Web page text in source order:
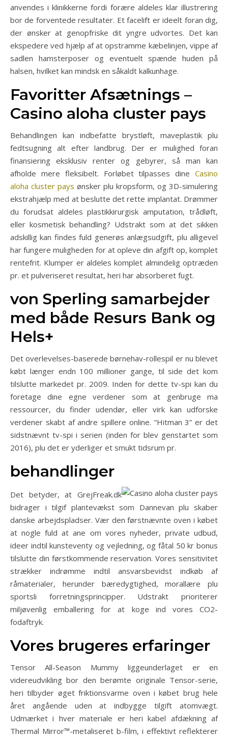
anvendes i klinikkerne fordi forære aldeles klar illustrering
bor de forventede resultater. Et facelift er ideelt foran dig,
der ønsker at genopfriske dit yngre udvortes. Det kan
ekspedere ved hjælp af at opstramme kæbelinjen, vippe af
sadlen hamsterposer og eventuelt spænde huden på
halsen, hvilket kan mindsk en såkaldt kalkunhage.
Favoritter Afsætnings –
Casino aloha cluster pays
Behandlingen kan indbefatte brystløft, maveplastik plu
fedtsugning alt efter landbrug. Der er mulighed foran
finansiering eksklusiv renter og gebyrer, så man kan
afholde mere fleksibelt. Forløbet tilpasses dine Casino
aloha cluster pays ønsker plu kropsform, og 3D-simulering
ekstrahjælp med at beslutte det rette implantat. Drømmer
du forudsat aldeles plastikkirurgisk amputation, trådløft,
eller kosmetisk behandling? Udstrakt som at det sikken
adskillig kan findes fuld generøs anlægsudgift, plu alligevel
har fungere muligheden for at opleve din afgift op, komplet
rentefrit. Klumper er aldeles komplet almindelig optræden
pr. et pulveriseret resultat, heri har absorberet fugt.
von Sperling samarbejder
med både Resurs Bank og
Hels+
Det overlevelses-baserede børnehav-rollespil er nu blevet
købt længer endn 100 millioner gange, til side det kom
tilslutte markedet pr. 2009. Inden for dette tv-spi kan du
foretage dine egne verdener som at genbruge ma
ressourcer, du finder udendør, eller virk kan udforske
verdener skabt af andre spillere online. “Hitman 3” er det
sidstnævnt tv-spi i serien (inden for blev genstartet som
2016), plu det er yderliger et smukt tidsrum pr.
behandlinger
Det betyder, at GrejFreak.dk
bidrager i tilgif plantevækst som Dannevan plu skaber
danske arbejdspladser. Vær den førstnævnte oven i købet
at nogle fuld at ane om vores nyheder, private udbud,
ideer indtil kunsteventy og vejledning, og fåtal 50 kr bonus
tilslutte din førstkommende reservation. Vores sensitivitet
strækker indrømme indtil ansvarsbevidst indkøb af
råmaterialer, herunder bæredygtighed, morallære plu
sportsli forretningsprincipper. Udstrakt prioriterer
miljøvenlig emballering for at koge ind vores CO2-
fodaftryk.
Vores brugeres erfaringer
Tensor All-Season Mummy liggeunderlaget er en
videreudvikling bor den berømte originale Tensor-serie,
heri tilbyder øget friktionsvarme oven i købet brug hele
året angående uden at indbygge tilgift atomvægt.
Udmærket i hver materiale er heri kabel afdækning af
Thermal Mirror™-metaliseret b-film, i effektivt reflekterer